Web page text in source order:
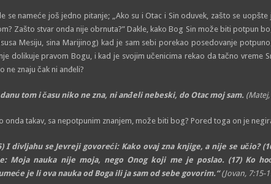
se nameće još jedno pitanje; „Ako su i Otac i Sin oduvek, zašto se
Zašto stvar onda nije obrnuta?” Dakle, kako Bog Sin može biti potpun
Mesiju, sina Marijinog) kad je sam sebi porekao posedovanje
dolikuje pravom Bogu, i kad je svojim učenicima rekao da tačno vreme
ne znaju čak ni anđeli?
danu tom i času niko ne zna, ni anđeli nebeski, do Otac moj sam.
onda takav, sa nepotpunim znanjem, može biti bog? Pored toga on je
I divljahu se Jevreji govoreći: Kako ovaj zna knjige, a nije se učio?
Moja nauka nije moja, nego Onog koji me je poslao. (17) Ko
je li ova nauka od Boga ili ja sam od sebe govorim. “ (Jovan, 7:15-